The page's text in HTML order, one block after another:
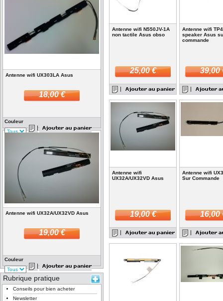
Antenne wifi UX303LA Asus
18,00 €
Couleur
Antenne wifi UX32A/UX32VD Asus
19,00 €
Couleur
Rubrique pratique
Conseils pour bien acheter
Newsletter
Antenne wifi N550JV-1A
non tactile Asus obso
25,00 €
Antenne wifi
speaker Asus
commande
39,00
Antenne wifi
UX32A/UX32VD Asus
19,00 €
Antenne wifi
Sur Commande
16,00